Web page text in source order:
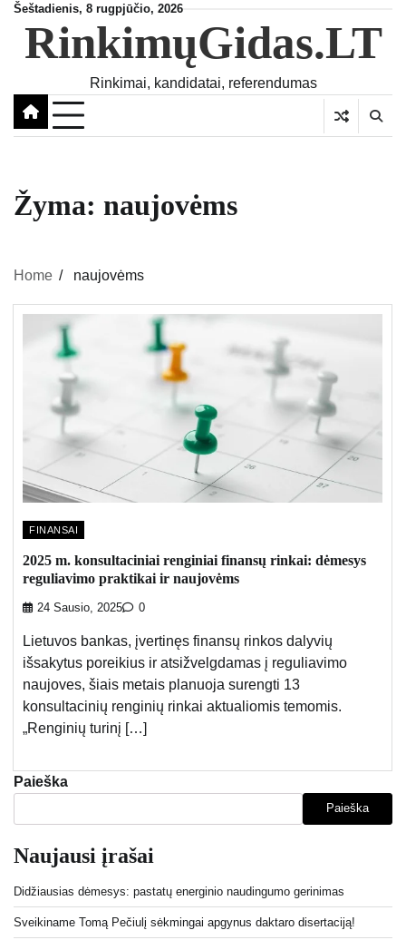
Skip
content
Šeštadienis, 8 rugpjūčio, 2026
RinkimųGidas.LT
Rinkimai, kandidatai, referendumas
Žyma: naujovėms
Home naujovėms
FINANSAI
2025 m. konsultaciniai renginiai finansų rinkai: dėmesys
reguliavimo praktikai ir naujovėms
24 Sausio, 2025 0
Lietuvos bankas, įvertinęs finansų rinkos dalyvių
išsakytus poreikius ir atsižvelgdamas į reguliavimo
naujoves, šiais metais planuoja surengti 13
konsultacinių renginių rinkai aktualiomis temomis.
„Renginių turinį […]
Paieška
Paieška
Naujausi įrašai
Didžiausias dėmesys: pastatų energinio naudingumo gerinimas
Sveikiname Tomą Pečiulį sėkmingai apgynus daktaro disertaciją!